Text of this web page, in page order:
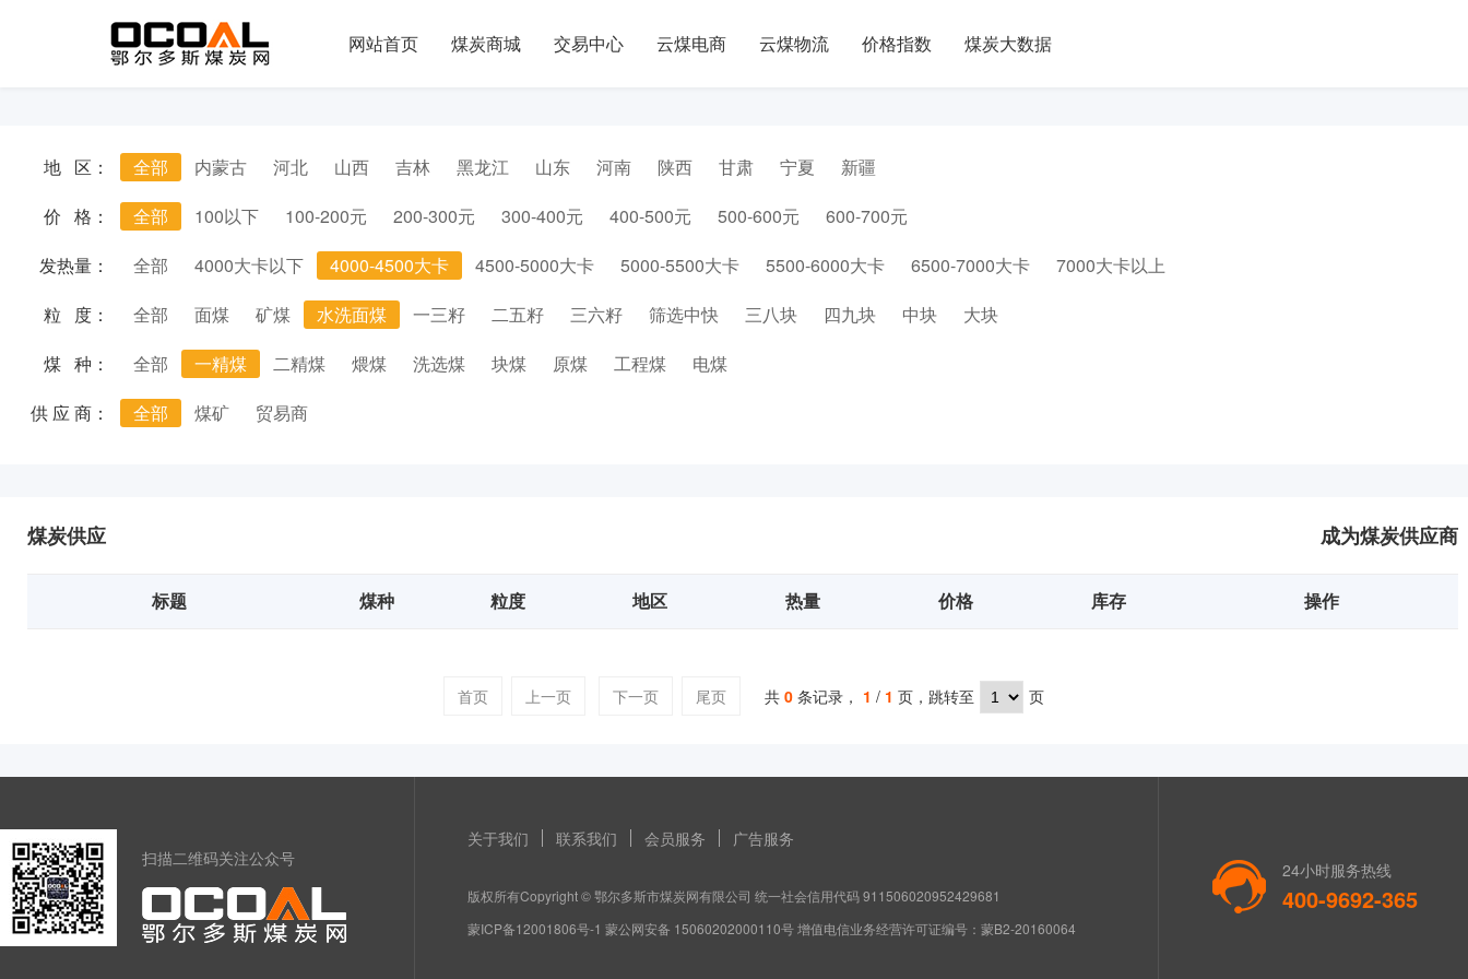
网站首页 煤炭商城 交易中心 云煤电商 云煤物流 价格指数 煤炭大数据
地 区： 全部 内蒙古 河北 山西 吉林 黑龙江 山东 河南 陕西 甘肃 宁夏
新疆
价 格：
全部 100以下 100-200元 200-300元 300-400元 400-500元 500-600元
600-700元
发热量：
全部 4000大卡以下 4000-4500大卡 4500-5000大卡 5000-5500大卡 5500-6000大卡 6500-7000大卡
7000大卡以上
粒 度：
全部 面煤 矿煤 水洗面煤 一三籽 二五籽 三六籽 筛选中快 三八块 四九块 中块
大块
煤 种：
全部 一精煤 二精煤 煨煤 洗选煤 块煤 原煤 工程煤
电煤
供 应 商：
全部 煤矿 贸易商
成为煤炭供应商
煤炭供应
标题 煤种 粒度 地区 热量 价格 库存 操作
首页 上一页 下一页 尾页 共 0 条记录， 1 / 1 页，跳转至 页
扫描二维码关注公众号
关于我们 联系我们 会员服务 广告服务
版权所有Copyright © 鄂尔多斯市煤炭网有限公司 统一社会信用代码 911506020952429681
蒙ICP备12001806号-1 蒙公网安备 15060202000110号 增值电信业务经营许可证编号：蒙B2-20160064
24小时服务热线
400-9692-365